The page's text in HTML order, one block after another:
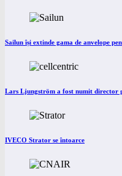
Sailun își extinde gama de anvelope
Lars Ljungström a fost numit director
IVECO Strator se întoarce